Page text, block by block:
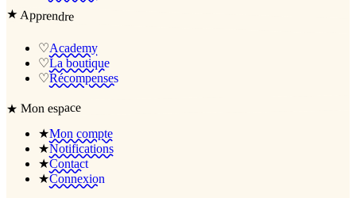
★Apprendre
♡Academy
♡La boutique
♡Récompenses
★Mon espace
★Mon compte
★Notifications
★Contact
★Connexion